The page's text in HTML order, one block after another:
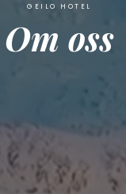
GEILO HOTEL
Om oss